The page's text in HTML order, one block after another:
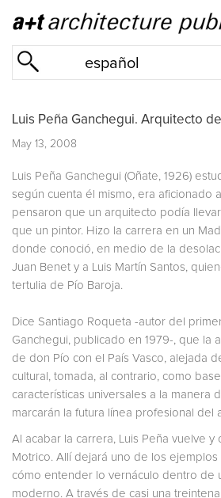
español
Luis Peña Ganchegui. Arquitecto
May 13, 2008
Luis Peña Ganchegui (Oñate, 1926)
según cuenta él mismo, era aficionado
pensaron que un arquitecto podía
que un pintor. Hizo la carrera en un
donde conoció, en medio de la
Juan Benet y a Luis Martín Santos,
tertulia de Pío Baroja.
Dice Santiago Roqueta -autor del
Ganchegui, publicado en 1979-, que la
de don Pío con el País Vasco, alejada
cultural, tomada, al contrario, como
características universales a la manera
marcarán la futura línea profesional del
Al acabar la carrera, Luis Peña vuelve y
Motrico. Allí dejará uno de los
cómo entender lo vernáculo dentro de
moderno. A través de casi una